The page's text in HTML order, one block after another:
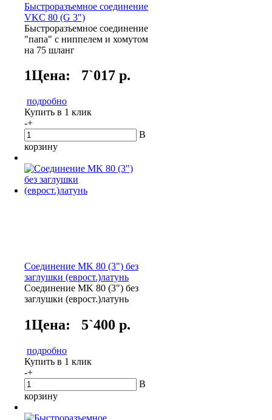
Быстроразъемное соединение
VKC 80 (G 3")
Быстроразъемное соединение
"папа" с ниппелем и хомутом
на 75 шланг
1Цена: 7`017 р.
подробно
Купить в 1 клик
-+
В
корзину
Соединение MK 80 (3") без
заглушки (еврост.)латунь
Соединение MK 80 (3") без
заглушки (еврост.)латунь
1Цена: 5`400 р.
подробно
Купить в 1 клик
-+
В
корзину